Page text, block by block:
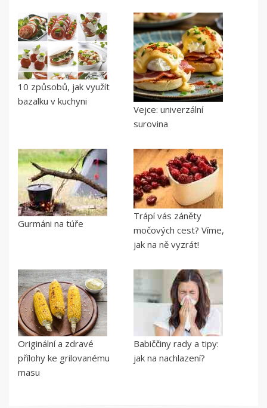
10 způsobů, jak využít
bazalku v kuchyni
Vejce: univerzální
surovina
Gurmáni na túře
Trápí vás záněty
močových cest? Víme,
jak na ně vyzrát!
Originální a zdravé
přílohy ke grilovanému
masu
Babiččiny rady a tipy:
jak na nachlazení?